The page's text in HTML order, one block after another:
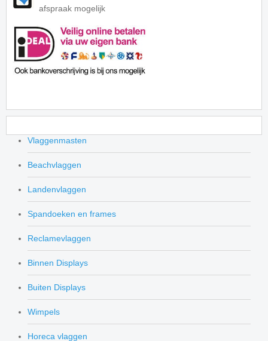
afspraak mogelijk
Vlaggenmasten
Beachvlaggen
Landenvlaggen
Spandoeken en frames
Reclamevlaggen
Binnen Displays
Buiten Displays
Wimpels
Horeca vlaggen